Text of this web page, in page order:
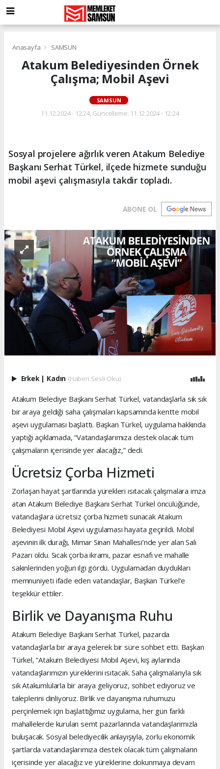
Anasayfa SAMSUN
Atakum Belediyesinden Örnek
Çalışma; Mobil Aşevi
SAMSUN
11.12.2024 - 12:24, Güncelleme: 11.12.2024 - 12:24
Sosyal projelere ağırlık veren Atakum Belediye
Başkanı Serhat Türkel, ilçede hizmete sunduğu
mobil aşevi çalışmasıyla takdir topladı.
ABONE OL
Erkek | Kadın (Haberi Sesli Oku)
Atakum Belediye Başkanı Serhat Türkel, vatandaşlarla sık sık
bir araya geldiği saha çalışmaları kapsamında kentte mobil
aşevi uygulaması başlattı. Başkan Türkel, uygulama hakkında
yaptığı açıklamada, “Vatandaşlarımıza destek olacak tüm
çalışmaların içerisinde yer alacağız,” dedi.
Ücretsiz Çorba Hizmeti
Zorlaşan hayat şartlarında yürekleri ısıtacak çalışmalara imza
atan Atakum Belediye Başkanı Serhat Türkel öncülüğünde,
vatandaşlara ücretsiz çorba hizmeti sunacak Atakum
Belediyesi Mobil Aşevi uygulaması hayata geçirildi. Mobil
aşevinin ilk durağı, Mimar Sinan Mahallesi’nde yer alan Salı
Pazarı oldu. Sıcak çorba ikramı, pazar esnafı ve mahalle
sakinlerinden yoğun ilgi gördü. Uygulamadan duydukları
memnuniyeti ifade eden vatandaşlar, Başkan Türkel’e
teşekkür ettiler.
Birlik ve Dayanışma Ruhu
Atakum Belediye Başkanı Serhat Türkel, pazarda
vatandaşlarla bir araya gelerek bir süre sohbet etti. Başkan
Türkel, “Atakum Belediyesi Mobil Aşevi, kış aylarında
vatandaşlarımızın yüreklerini ısıtacak. Saha çalışmalarıyla sık
sık Atakumlularla bir araya geliyoruz, sohbet ediyoruz ve
taleplerini dinliyoruz. Birlik ve dayanışma ruhumuzu
perçinlemek için başlattığımız uygulama, her gün farklı
mahallelerde kurulan semt pazarlarında vatandaşlarımızla
buluşacak. Sosyal belediyecilik anlayışıyla, zorlu ekonomik
şartlarda vatandaşlarımıza destek olacak tüm çalışmaların
içerisinde yer alacağız ve yüreklerine dokunmaya devam